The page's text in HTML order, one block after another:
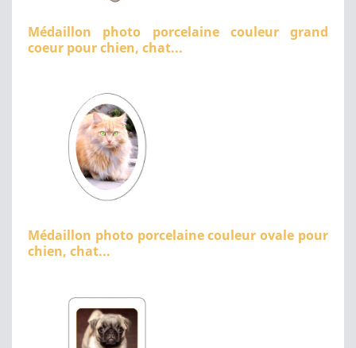
Médaillon photo porcelaine couleur grand
coeur pour chien, chat...
Médaillon photo porcelaine couleur ovale pour
chien, chat...